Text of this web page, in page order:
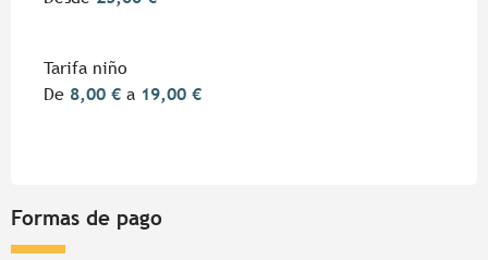
Tarifa niño
De 8,00 € a 19,00 €
Formas de pago